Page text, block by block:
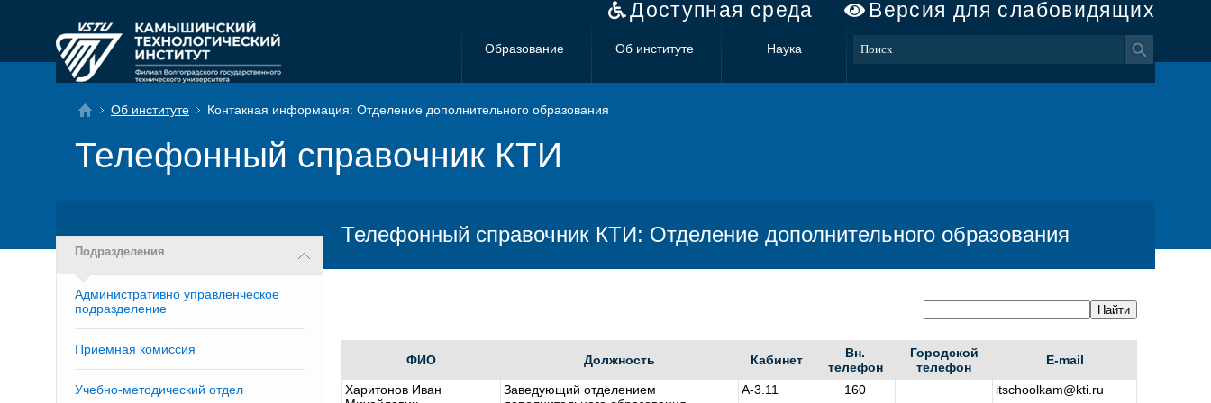
Доступная среда Версия для слабовидящих
Образование Об институте Наука
Об институте Контакная информация: Отделение дополнительного образования
Телефонный справочник КТИ
Подразделения
Административно управленческое
подразделение
Приемная комиссия
Учебно-методический отдел
Телефонный справочник КТИ: Отделение дополнительного образования
ФИО Должность Кабинет
Вн.
телефон
Городской
телефон
E-mail
Харитонов Иван
Заведующий отделением
А-3.11 160 itschoolkam@kti.ru